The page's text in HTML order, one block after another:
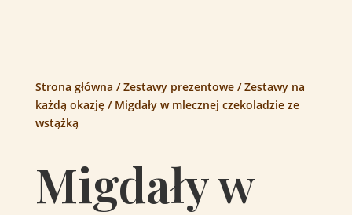
Strona główna /Zestawy prezentowe/Zestawy na
każdą okazję/ Migdały w mlecznej czekoladzie ze
wstążką
Migdały w